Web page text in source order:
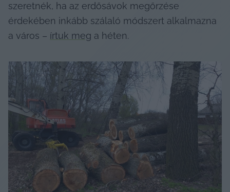
szeretnék, ha az erdősávok megőrzése
érdekében inkább szálaló módszert alkalmazna
a város – írtuk meg a héten.